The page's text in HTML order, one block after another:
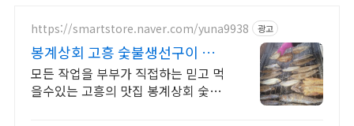
https://smartstore.naver.com/yuna9938 광고
봉계상회 고흥 숯불생선구이 봉계
상회
모든 작업을 부부가 직접하는 믿고 먹
을수있는 고흥의 맛집 봉계상회 숯불